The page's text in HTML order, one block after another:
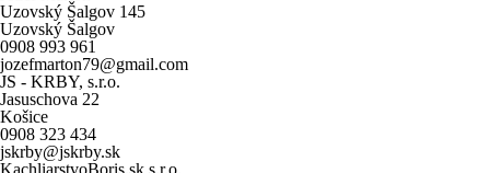
Uzovský Šalgov 145
Uzovský Šalgov
0908 993 961
jozefmarton79@gmail.com
JS - KRBY, s.r.o.
Jasuschova 22
Košice
0908 323 434
jskrby@jskrby.sk
KachliarstvoBoris.sk s.r.o.